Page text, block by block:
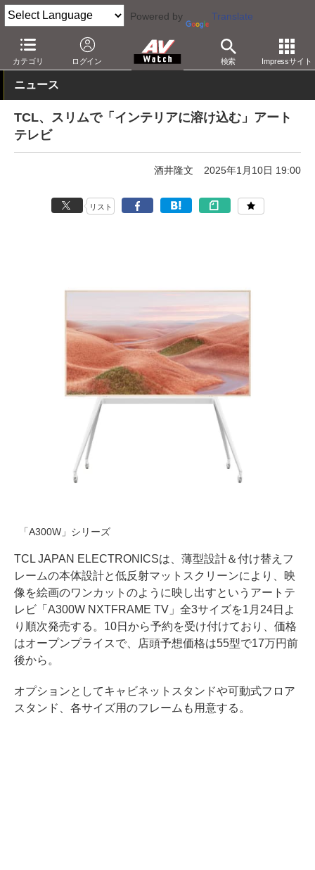
Powered by Translate
カテゴリ ログイン 検索 Impressサイト
AV Watch 製品 テレビ 4K
ニュース
TCL、スリムで「インテリアに溶け込む」アート
テレビ
酒井隆文 2025年1月10日 19:00
リスト
「A300W」シリーズ
TCL JAPAN ELECTRONICSは、薄型設計＆付け替えフ
レームの本体設計と低反射マットスクリーンにより、映
像を絵画のワンカットのように映し出すというアートテ
レビ「A300W NXTFRAME TV」全3サイズを1月24日よ
り順次発売する。10日から予約を受け付けており、価格
はオープンプライスで、店頭予想価格は55型で17万円前
後から。
オプションとしてキャビネットスタンドや可動式フロア
スタンド、各サイズ用のフレームも用意する。